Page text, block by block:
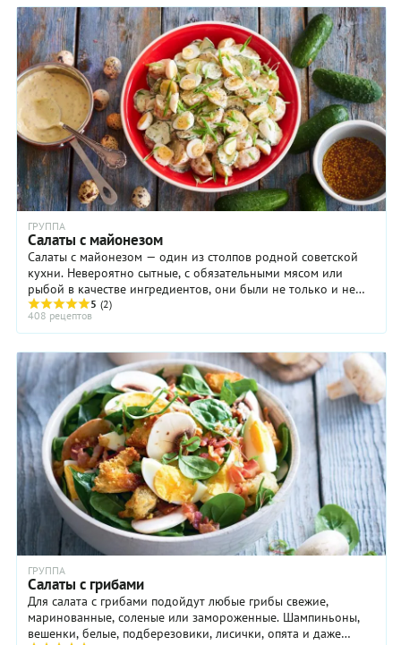
ГРУППА
Салаты с майонезом
Салаты с майонезом — один из столпов родной советской
кухни. Невероятно сытные, с обязательными мясом или
рыбой в качестве ингредиентов, они были не только и не
столько закуской, сколько полноценным ...
5 (2)
408 рецептов
ГРУППА
Салаты с грибами
Для салата с грибами подойдут любые грибы свежие,
маринованные, соленые или замороженные. Шампиньоны,
вешенки, белые, подберезовики, лисички, опята и даже